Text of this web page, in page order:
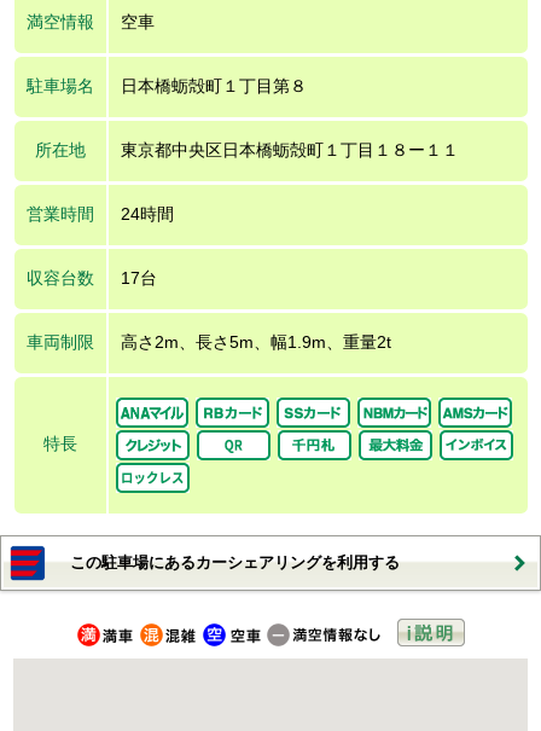
満空情報 空車
駐車場名 日本橋蛎殻町１丁目第８
所在地 東京都中央区日本橋蛎殻町１丁目１８ー１１
営業時間 24時間
収容台数 17台
車両制限 高さ2m、長さ5m、幅1.9m、重量2t
特長
この駐車場にあるカーシェアリングを利用する